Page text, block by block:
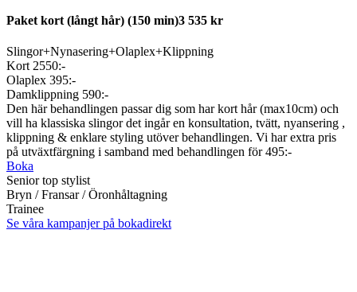
Paket kort (långt hår) (150 min)3 535 kr
Slingor+Nynasering+Olaplex+Klippning
Kort 2550:-
Olaplex 395:-
Damklippning 590:-
Den här behandlingen passar dig som har kort hår (max10cm) och
vill ha klassiska slingor det ingår en konsultation, tvätt, nyansering ,
klippning & enklare styling utöver behandlingen. Vi har extra pris
på utväxtfärgning i samband med behandlingen för 495:-
Boka
Senior top stylist
Bryn / Fransar / Öronhåltagning
Trainee
Se våra kampanjer på bokadirekt